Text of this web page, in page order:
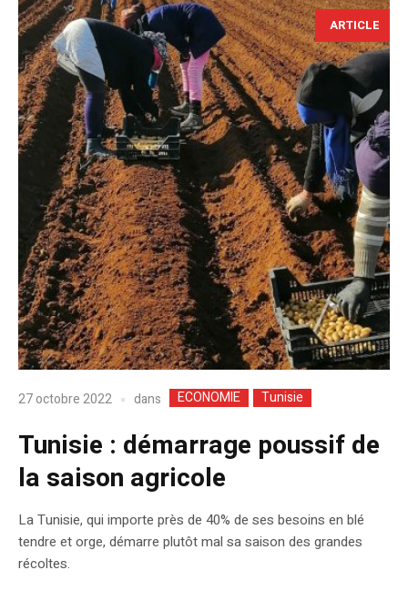
ARTICLE
27 octobre 2022 dans ECONOMIE Tunisie
Tunisie : démarrage poussif de
la saison agricole
La Tunisie, qui importe près de 40% de ses besoins en blé
tendre et orge, démarre plutôt mal sa saison des grandes
récoltes.